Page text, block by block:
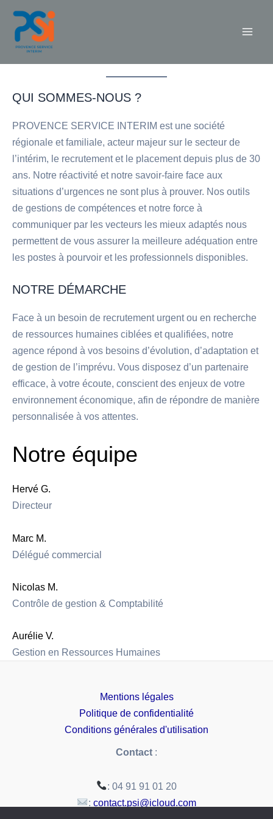
contenu
QUI SOMMES-NOUS ?
PROVENCE SERVICE INTERIM est une société
régionale et familiale, acteur majeur sur le secteur de
l’intérim, le recrutement et le placement depuis plus de 30
ans. Notre réactivité et notre savoir-faire face aux
situations d’urgences ne sont plus à prouver. Nos outils
de gestions de compétences et notre force à
communiquer par les vecteurs les mieux adaptés nous
permettent de vous assurer la meilleure adéquation entre
les postes à pourvoir et les professionnels disponibles.
NOTRE DÉMARCHE
Face à un besoin de recrutement urgent ou en recherche
de ressources humaines ciblées et qualifiées, notre
agence répond à vos besoins d’évolution, d’adaptation et
de gestion de l’imprévu. Vous disposez d’un partenaire
efficace, à votre écoute, conscient des enjeux de votre
environnement économique, afin de répondre de manière
personnalisée à vos attentes.
Notre équipe
Hervé G.
Directeur
Marc M.
Délégué commercial
Nicolas M.
Contrôle de gestion & Comptabilité
Aurélie V.
Gestion en Ressources Humaines
Mentions légales
Politique de confidentialité
Conditions générales d'utilisation
Contact :
: 04 91 91 01 20
: contact.psi@icloud.com